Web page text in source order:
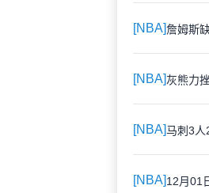
[NBA]
[NBA]
[NBA]
[NBA]